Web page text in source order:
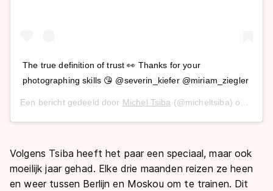
The true definition of trust 👀 Thanks for your
photographing skills 😘 @severin_kiefer @miriam_ziegler
Een bericht gedeeld door Michel Tsiba (@micheltsiba) op
Volgens Tsiba heeft het paar een speciaal, maar ook
moeilijk jaar gehad. Elke drie maanden reizen ze heen
en weer tussen Berlijn en Moskou om te trainen. Dit